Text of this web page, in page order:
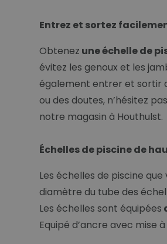
Entrez et sortez
Obtenez une échelle de
évitez les genoux et les
également entrer et sortir
ou des doutes, n’hésitez
notre magasin à Houthulst.
Échelles de piscine de
Les échelles de piscine
diamètre du tube des
Les échelles sont équipées
Equipé d’ancre avec